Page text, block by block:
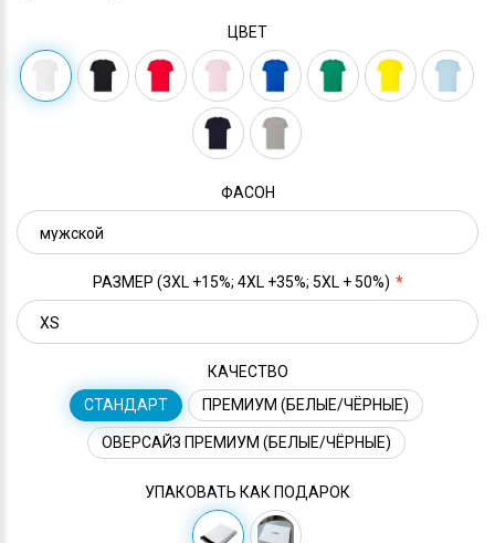
ЦВЕТ
ФАСОН
РАЗМЕР (3XL +15%; 4XL +35%; 5XL + 50%)
КАЧЕСТВО
СТАНДАРТ
ПРЕМИУМ (БЕЛЫЕ/ЧЁРНЫЕ)
ОВЕРСАЙЗ ПРЕМИУМ (БЕЛЫЕ/ЧЁРНЫЕ)
УПАКОВАТЬ КАК ПОДАРОК